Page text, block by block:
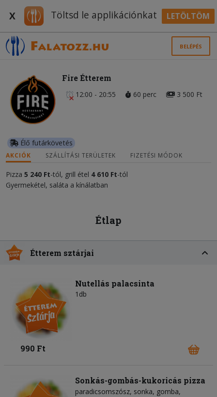
X Töltsd le applikációnkat LETÖLTÖM
BELÉPÉS
Fire Étterem
12:00 - 20:55 60 perc 3 500 Ft
Élő futárkövetés
AKCIÓK SZÁLLÍTÁSI TERÜLETEK FIZETÉSI MÓDOK
Pizza 5 240 Ft-tól, grill étel 4 610 Ft-tól
Gyermekétel, saláta a kínálatban
Étlap
Étterem sztárjai
Nutellás palacsinta
1db
990 Ft
Sonkás-gombás-kukoricás pizza
paradicsomszósz sonka gomba